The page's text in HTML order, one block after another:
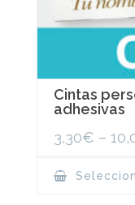
Cintas
adhesivas
3,30€ –